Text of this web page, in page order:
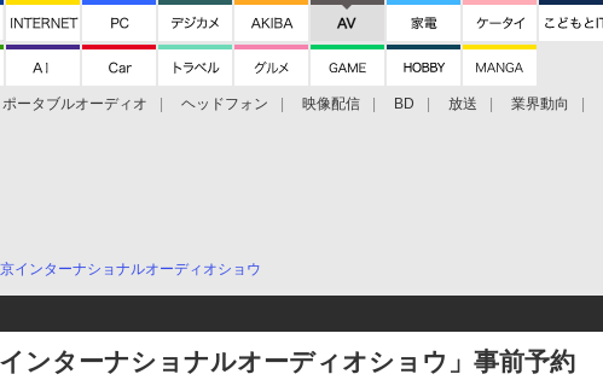
ポータブルオーディオ ヘッドフォン 映像配信 BD 放送 業界動向
インターナショナルオーディオショウ
インターナショナルオーディオショウ」事前予約